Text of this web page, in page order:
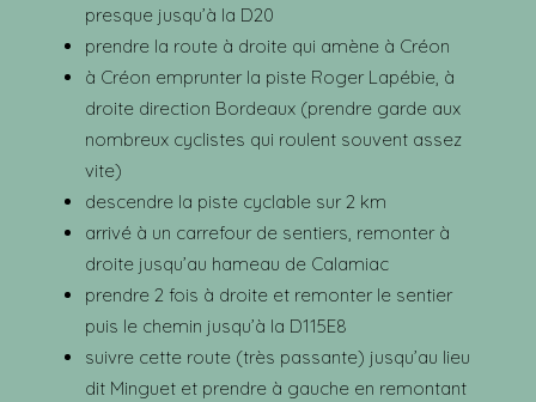
presque jusqu’à la D20
prendre la route à droite qui amène à Créon
à Créon emprunter la piste Roger Lapébie, à
droite direction Bordeaux (prendre garde aux
nombreux cyclistes qui roulent souvent assez
vite)
descendre la piste cyclable sur 2 km
arrivé à un carrefour de sentiers, remonter à
droite jusqu’au hameau de Calamiac
prendre 2 fois à droite et remonter le sentier
puis le chemin jusqu’à la D115E8
suivre cette route (très passante) jusqu’au lieu
dit Minguet et prendre à gauche en remontant